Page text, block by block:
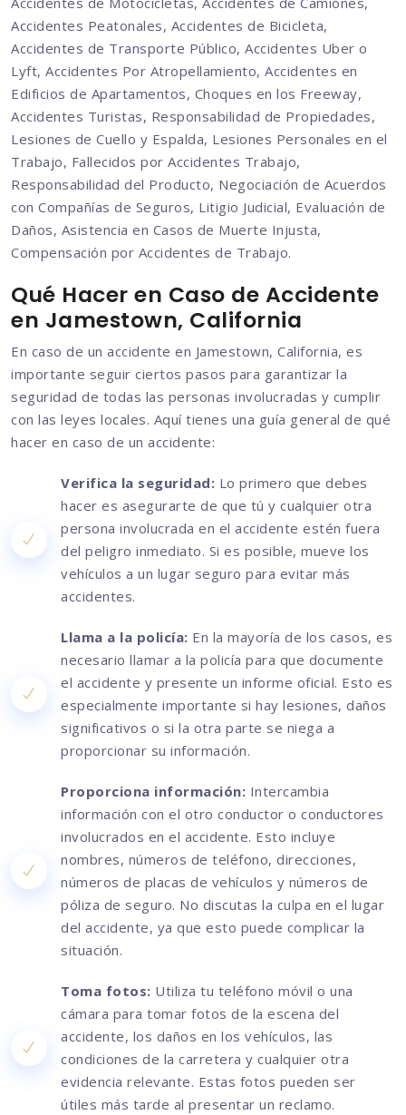
Accidentes Peatonales, Accidentes de Bicicleta,
Accidentes de Transporte Público, Accidentes Uber o
Lyft, Accidentes Por Atropellamiento, Accidentes en
Edificios de Apartamentos, Choques en los Freeway,
Accidentes Turistas, Responsabilidad de Propiedades,
Lesiones de Cuello y Espalda, Lesiones Personales en el
Trabajo, Fallecidos por Accidentes Trabajo,
Responsabilidad del Producto, Negociación de Acuerdos
con Compañías de Seguros, Litigio Judicial, Evaluación de
Daños, Asistencia en Casos de Muerte Injusta,
Compensación por Accidentes de Trabajo.
Qué Hacer en Caso de Accidente
en Jamestown, California
En caso de un accidente en Jamestown, California, es
importante seguir ciertos pasos para garantizar la
seguridad de todas las personas involucradas y cumplir
con las leyes locales. Aquí tienes una guía general de qué
hacer en caso de un accidente:
Verifica la seguridad: Lo primero que debes
hacer es asegurarte de que tú y cualquier otra
persona involucrada en el accidente estén fuera
del peligro inmediato. Si es posible, mueve los
vehículos a un lugar seguro para evitar más
accidentes.
Llama a la policía: En la mayoría de los casos, es
necesario llamar a la policía para que documente
el accidente y presente un informe oficial. Esto es
especialmente importante si hay lesiones, daños
significativos o si la otra parte se niega a
proporcionar su información.
Proporciona información: Intercambia
información con el otro conductor o conductores
involucrados en el accidente. Esto incluye
nombres, números de teléfono, direcciones,
números de placas de vehículos y números de
póliza de seguro. No discutas la culpa en el lugar
del accidente, ya que esto puede complicar la
situación.
Toma fotos: Utiliza tu teléfono móvil o una
cámara para tomar fotos de la escena del
accidente, los daños en los vehículos, las
condiciones de la carretera y cualquier otra
evidencia relevante. Estas fotos pueden ser
útiles más tarde al presentar un reclamo.